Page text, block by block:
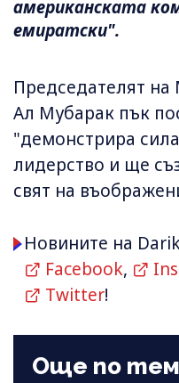
американската
емиратски".
Председателят
Ал Мубарак пък
"демонстрира
лидерство и ще
свят на
Новините на
Facebook,
Twitter!
Още по